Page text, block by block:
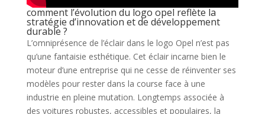
comment l’évolution du logo opel reflète la
stratégie d’innovation et de développement
durable ?
L’omniprésence de l’éclair dans le logo Opel n’est pas
qu’une fantaisie esthétique. Cet éclair incarne bien le
moteur d’une entreprise qui ne cesse de réinventer ses
modèles pour rester dans la course face à une
industrie en pleine mutation. Longtemps associée à
des voitures robustes, accessibles et populaires, la